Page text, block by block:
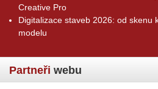
Creative Pro
Digitalizace staveb 2026: od skenu
modelu
Partneři webu